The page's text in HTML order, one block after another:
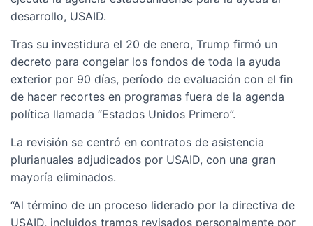
desarrollo, USAID.
Tras su investidura el 20 de enero, Trump firmó un
decreto para congelar los fondos de toda la ayuda
exterior por 90 días, período de evaluación con el fin
de hacer recortes en programas fuera de la agenda
política llamada “Estados Unidos Primero”.
La revisión se centró en contratos de asistencia
plurianuales adjudicados por USAID, con una gran
mayoría eliminados.
“Al término de un proceso liderado por la directiva de
USAID, incluidos tramos revisados personalmente por